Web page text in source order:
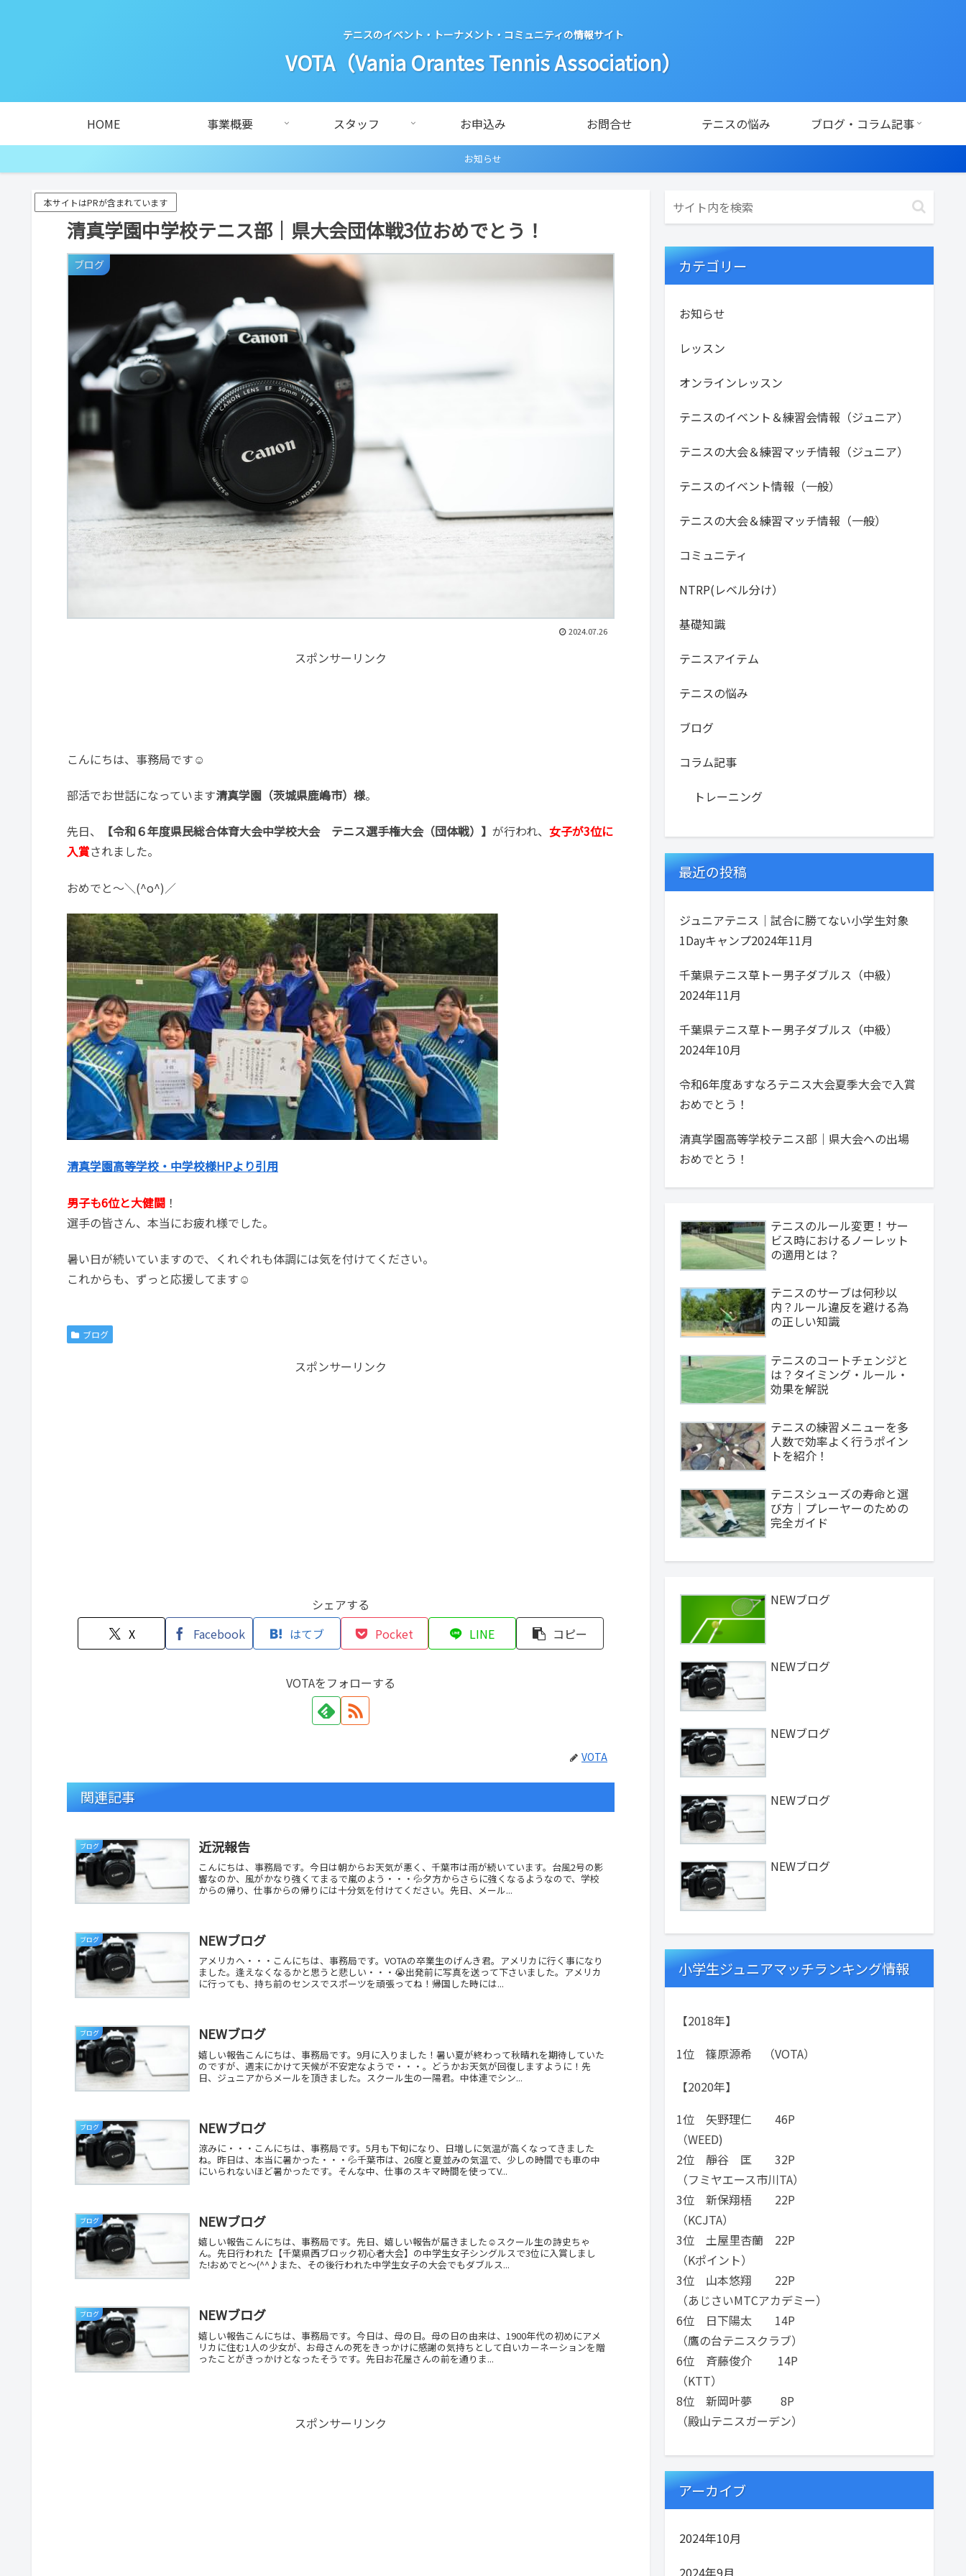
テニスのイベント・トーナメント・コミュニティの情報サイト
VOTA（Vania Orantes Tennis Association）
HOME 事業概要 スタッフ お申込み お問合せ テニスの悩み ブログ・コラム記事
お知らせ
本サイトはPRが含まれています
清真学園中学校テニス部｜県大会団体戦3位おめでとう！
ブログ
2024.07.26
スポンサーリンク
こんにちは、事務局です☺
部活でお世話になっています清真学園（茨城県鹿嶋市）様。
先日、 【令和６年度県民総合体育大会中学校大会 テニス選手権大会（団体戦）】 が行われ、 女子が3位に
入賞されました。
おめでと～＼(^o^)／
清真学園高等学校・中学校様HPより引用
男子も6位と大健闘 ！
選手の皆さん、本当にお疲れ様でした。
暑い日が続いていますので、くれぐれも体調には気を付けてください。
これからも、ずっと応援してます☺
ブログ
スポンサーリンク
シェアする
X
Facebook はてブ Pocket LINE コピー
VOTAをフォローする
VOTA
関連記事
ブログ 近況報告
こんにちは、事務局です。今日は朝からお天気が悪く、千葉市は雨が続いています。台風2号の影
響なのか、風がかなり強くてまるで嵐のよう・・・💦夕方からさらに強くなるようなので、学校
からの帰り、仕事からの帰りには十分気を付けてください。先日、メール...
ブログ NEWブログ
アメリカへ・・・こんにちは、事務局です。VOTAの卒業生のげんき君。アメリカに行く事になり
ました。逢えなくなるかと思うと悲しい・・・😭出発前に写真を送って下さいました。アメリカ
に行っても、持ち前のセンスでスポーツを頑張ってね！帰国した時には...
ブログ NEWブログ
嬉しい報告こんにちは、事務局です。9月に入りました！暑い夏が終わって秋晴れを期待していた
のですが、週末にかけて天候が不安定なようで・・・。どうかお天気が回復しますように！先
日、ジュニアからメールを頂きました。スクール生の一陽君。中体連でシン...
ブログ NEWブログ
涼みに・・・こんにちは、事務局です。5月も下旬になり、日増しに気温が高くなってきました
ね。昨日は、本当に暑かった・・・💦千葉市は、26度と夏並みの気温で、少しの時間でも車の中
にいられないほど暑かったです。そんな中、仕事のスキマ時間を使ってV...
ブログ NEWブログ
嬉しい報告こんにちは、事務局です。先日、嬉しい報告が届きました☺スクール生の詩史ちゃ
ん。先日行われた【千葉県西ブロック初心者大会】の中学生女子シングルスで3位に入賞しまし
た!おめでと～(^^♪また、その後行われた中学生女子の大会でもダブルス...
ブログ NEWブログ
嬉しい報告こんにちは、事務局です。今日は、母の日。母の日の由来は、1900年代の初めにアメ
リカに住む1人の少女が、お母さんの死をきっかけに感謝の気持ちとして白いカーネーションを贈
ったことがきっかけとなったそうです。先日お花屋さんの前を通りま...
スポンサーリンク
カテゴリー
お知らせ
レッスン
オンラインレッスン
テニスのイベント＆練習会情報（ジュニア）
テニスの大会＆練習マッチ情報（ジュニア）
テニスのイベント情報（一般）
テニスの大会＆練習マッチ情報（一般）
コミュニティ
NTRP(レベル分け）
基礎知識
テニスアイテム
テニスの悩み
ブログ
コラム記事
トレーニング
最近の投稿
ジュニアテニス｜試合に勝てない小学生対象
1Dayキャンプ2024年11月
千葉県テニス草トー男子ダブルス（中級）
2024年11月
千葉県テニス草トー男子ダブルス（中級）
2024年10月
令和6年度あすなろテニス大会夏季大会で入賞
おめでとう！
清真学園高等学校テニス部｜県大会への出場
おめでとう！
テニスのルール変更！サー
ビス時におけるノーレット
の適用とは？
テニスのサーブは何秒以
内？ルール違反を避ける為
の正しい知識
テニスのコートチェンジと
は？タイミング・ルール・
効果を解説
テニスの練習メニューを多
人数で効率よく行うポイン
トを紹介！
テニスシューズの寿命と選
び方｜プレーヤーのための
完全ガイド
NEWブログ
NEWブログ
NEWブログ
NEWブログ
NEWブログ
小学生ジュニアマッチランキング情報
【2018年】
1位 篠原源希 （VOTA）
【2020年】
1位 矢野理仁 46P
（WEED)
2位 靜谷 匡 32P
（フミヤエース市川TA）
3位 新保翔梧 22P
（KCJTA）
3位 土屋里杏蘭 22P
（Kポイント）
3位 山本悠翔 22P
（あじさいMTCアカデミー）
6位 日下陽太 14P
（鷹の台テニスクラブ）
6位 斉藤俊介 14P
（KTT）
8位 新岡叶夢 8P
（殿山テニスガーデン）
アーカイブ
2024年10月